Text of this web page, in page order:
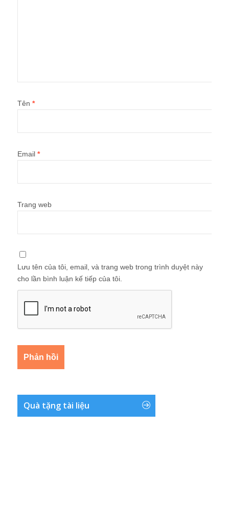
Tên *
Email *
Trang web
Lưu tên của tôi, email, và trang web trong trình duyệt này
cho lần bình luận kế tiếp của tôi.
Quà tặng tài liệu